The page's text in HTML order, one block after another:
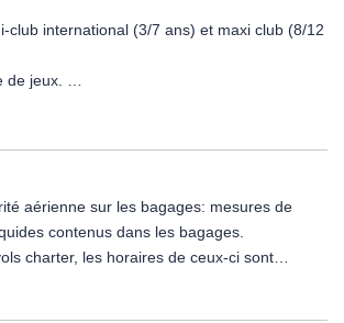
club international (3/7 ans) et maxi club (8/12
de jeux.
de jeux.
aérienne sur les bagages: mesures de
contenus dans les bagages
charter, les horaires de ceux-ci sont
48 heures précédant le départ. Les vols